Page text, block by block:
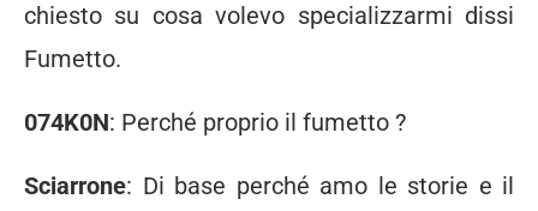
chiesto su cosa volevo specializzarmi dissi
Fumetto.
074K0N: Perché proprio il fumetto ?
Sciarrone: Di base perché amo le storie e il